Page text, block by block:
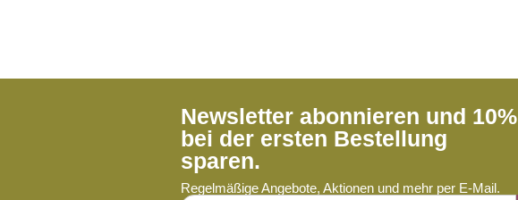
Newsletter abonnieren und 10%
bei der ersten Bestellung
sparen.
Regelmäßige Angebote, Aktionen und mehr per E-Mail.